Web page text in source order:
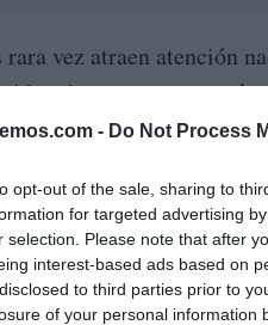
- Do Not Process
opt-out of the sale, sharing to
for targeted advertising
selection. Please note that after
interest-based ads based on
to third parties prior to
of your personal information
vez atraen atención
seguros para el
desarrolla en eldistrito
interés mucho más
de un candidato al
sobrevivienda,
de una comunidad
una parte importante del